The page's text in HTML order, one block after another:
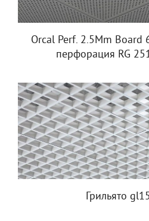
Orcal Perf. 2.5Mm
перфорация RG
Грильято